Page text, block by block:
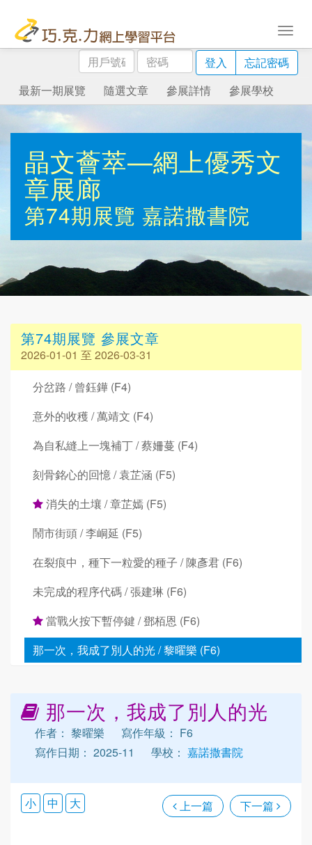
用
戶
號
碼
密
碼
登入
忘記密碼
最新一期展覽
隨選文章 參展詳情 參展學校
晶文薈萃—網上優秀文
章展廊
第74期展覽 嘉諾撒書院
第74期展覽 參展文章
2026-01-01 至 2026-03-31
分岔路 / 曾鈺鏵 (F4)
意外的收穫 / 萬靖文 (F4)
為自私縫上一塊補丁 / 蔡姍蔓 (F4)
刻骨銘心的回憶 / 袁芷涵 (F5)
消失的土壤 / 章芷嫣 (F5)
鬧市街頭 / 李峒延 (F5)
在裂痕中，種下一粒愛的種子 / 陳彥君 (F6)
未完成的程序代碼 / 張建琳 (F6)
當戰火按下暫停鍵 / 鄧栢恩 (F6)
那一次，我成了別人的光 / 黎曜樂 (F6)
那一次，我成了別人的光
作者： 黎曜樂
寫作年級： F6
寫作日期： 2025-11
學校： 嘉諾撒書院
上一篇 下一篇
小 中 大